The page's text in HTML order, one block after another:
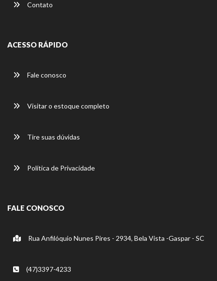
Contato
ACESSO RÁPIDO
Fale conosco
Visitar o estoque completo
Tire suas dúvidas
Política de Privacidade
FALE CONOSCO
Rua Anfilóquio Nunes Pires - 2934, Bela Vista -Gaspar - SC
(47)3397-4233